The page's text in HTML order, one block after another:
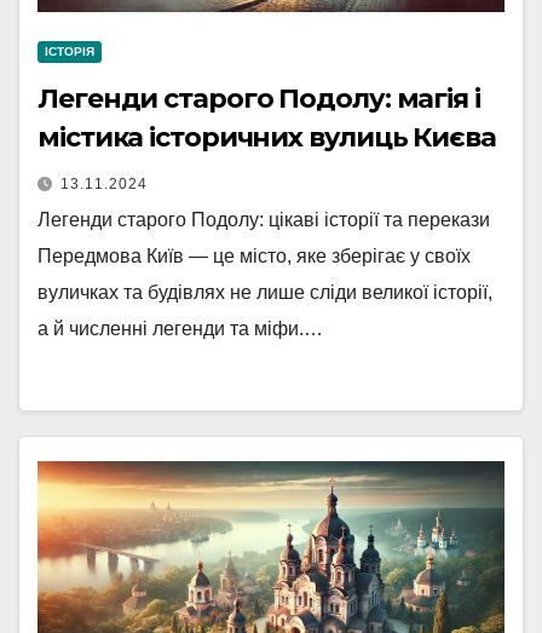
ІСТОРІЯ
Легенди старого Подолу: магія і
містика історичних вулиць Києва
13.11.2024
Легенди старого Подолу: цікаві історії та перекази
Передмова Київ — це місто, яке зберігає у своїх
вуличках та будівлях не лише сліди великої історії,
а й численні легенди та міфи.…